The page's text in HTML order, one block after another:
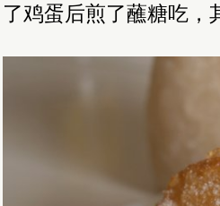
了鸡蛋后煎了蘸糖吃，